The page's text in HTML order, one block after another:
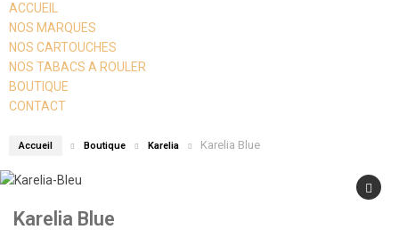
ACCUEIL
NOS MARQUES
NOS CARTOUCHES
NOS TABACS A ROULER
BOUTIQUE
CONTACT
Accueil Boutique Karelia Karelia Blue
Karelia Blue